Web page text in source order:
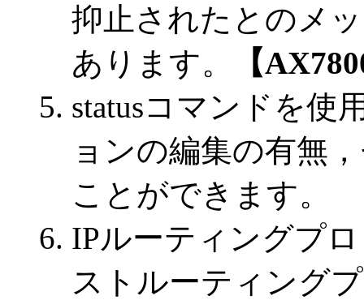
抑止されたとのメ
あります。
【
statusコマンドを使
ョンの編集の有無
ことができます。
IPルーティングプ
ストルーティング